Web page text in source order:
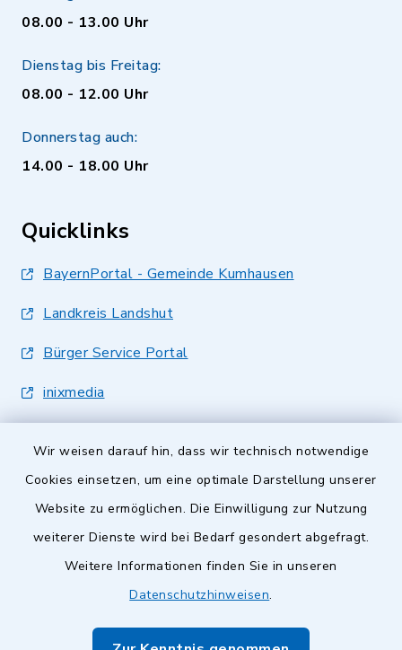
Wir weisen darauf hin, dass wir technisch notwendige
Cookies einsetzen, um eine optimale Darstellung unserer
Website zu ermöglichen. Die Einwilligung zur Nutzung
weiterer Dienste wird bei Bedarf gesondert abgefragt.
Weitere Informationen finden Sie in unseren
Datenschutzhinweisen.
08.00 - 13.00 Uhr
Dienstag bis Freitag:
08.00 - 12.00 Uhr
Donnerstag auch:
14.00 - 18.00 Uhr
Quicklinks
BayernPortal - Gemeinde Kumhausen
Landkreis Landshut
Bürger Service Portal
inixmedia
Barrierefreiheit